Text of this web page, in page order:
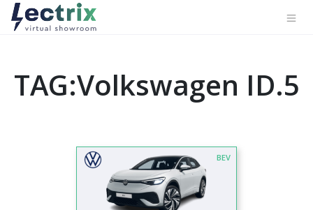
TAG:Volkswagen ID.5
BEV